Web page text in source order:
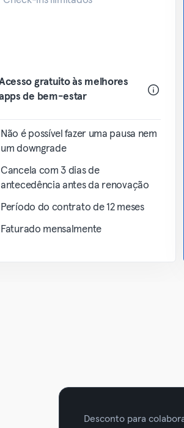
gratuito às melhores
de bem-estar
Não é possível fazer uma pausa nem
um downgrade
Cancela com 3 dias de
antecedência antes da renovação
Período do contrato de 12 meses
Faturado mensalmente
Desconto para